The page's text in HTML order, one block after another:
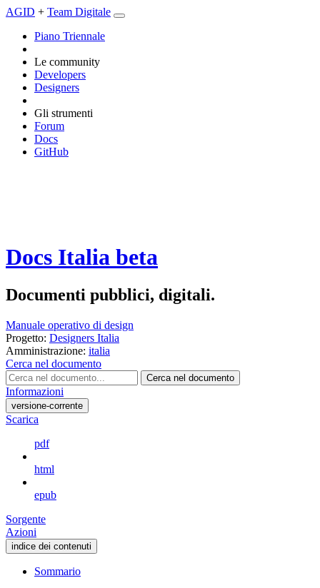
AGID + Team Digitale
Piano Triennale
Le community
Developers
Designers
Gli strumenti
Forum
Docs
GitHub
Docs Italia beta
Documenti pubblici, digitali.
Manuale operativo di design
Progetto: Designers Italia
Amministrazione: italia
Cerca nel documento
Cerca nel documento
Informazioni
versione-corrente
Scarica
pdf
html
epub
Sorgente
Azioni
indice dei contenuti
Sommario